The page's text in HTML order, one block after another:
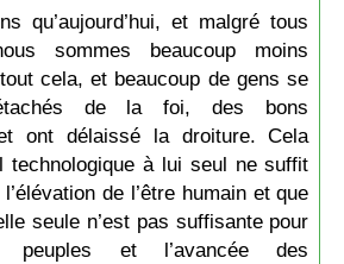
qu’aujourd’hui, et malgré tous
sommes beaucoup moins
cela, et beaucoup de gens se
de la foi, des bons
ont délaissé la droiture. Cela
technologique à lui seul ne suffit
de l’être humain et que
seule n’est pas suffisante pour
peuples et l’avancée des